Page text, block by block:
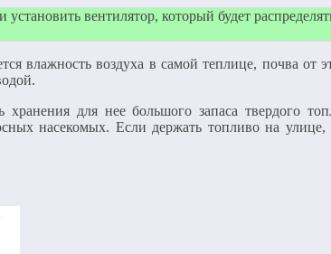
вентилятор, который будет
влажность воздуха в самой теплице, почва от
для нее большого запаса твердого
насекомых. Если держать топливо на улице,